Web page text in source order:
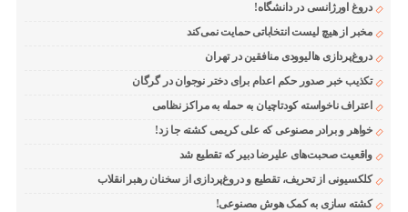
دروغ اورژانسی در دانشگاه!
مخبر از هیچ لیست انتخاباتی حمایت نمی‌کند
دروغ‌پردازی هالیوودی منافقین در تهران
تکذیب خبر صدور حکم اعدام برای دختر نوجوان در گرگان
اعتراف ناخواسته کودتاچیان به حمله به مراکز نظامی
خواهر و برادر مصنوعی که علی کریمی کشته جا زد!
واقعیت صحبت‌های علیرضا دبیر که تقطیع شد
کلکسیونی از تحریف، تقطیع و دروغ‌پردازی از سخنان رهبر انقلاب
کشته سازی به کمک هوش مصنوعی!